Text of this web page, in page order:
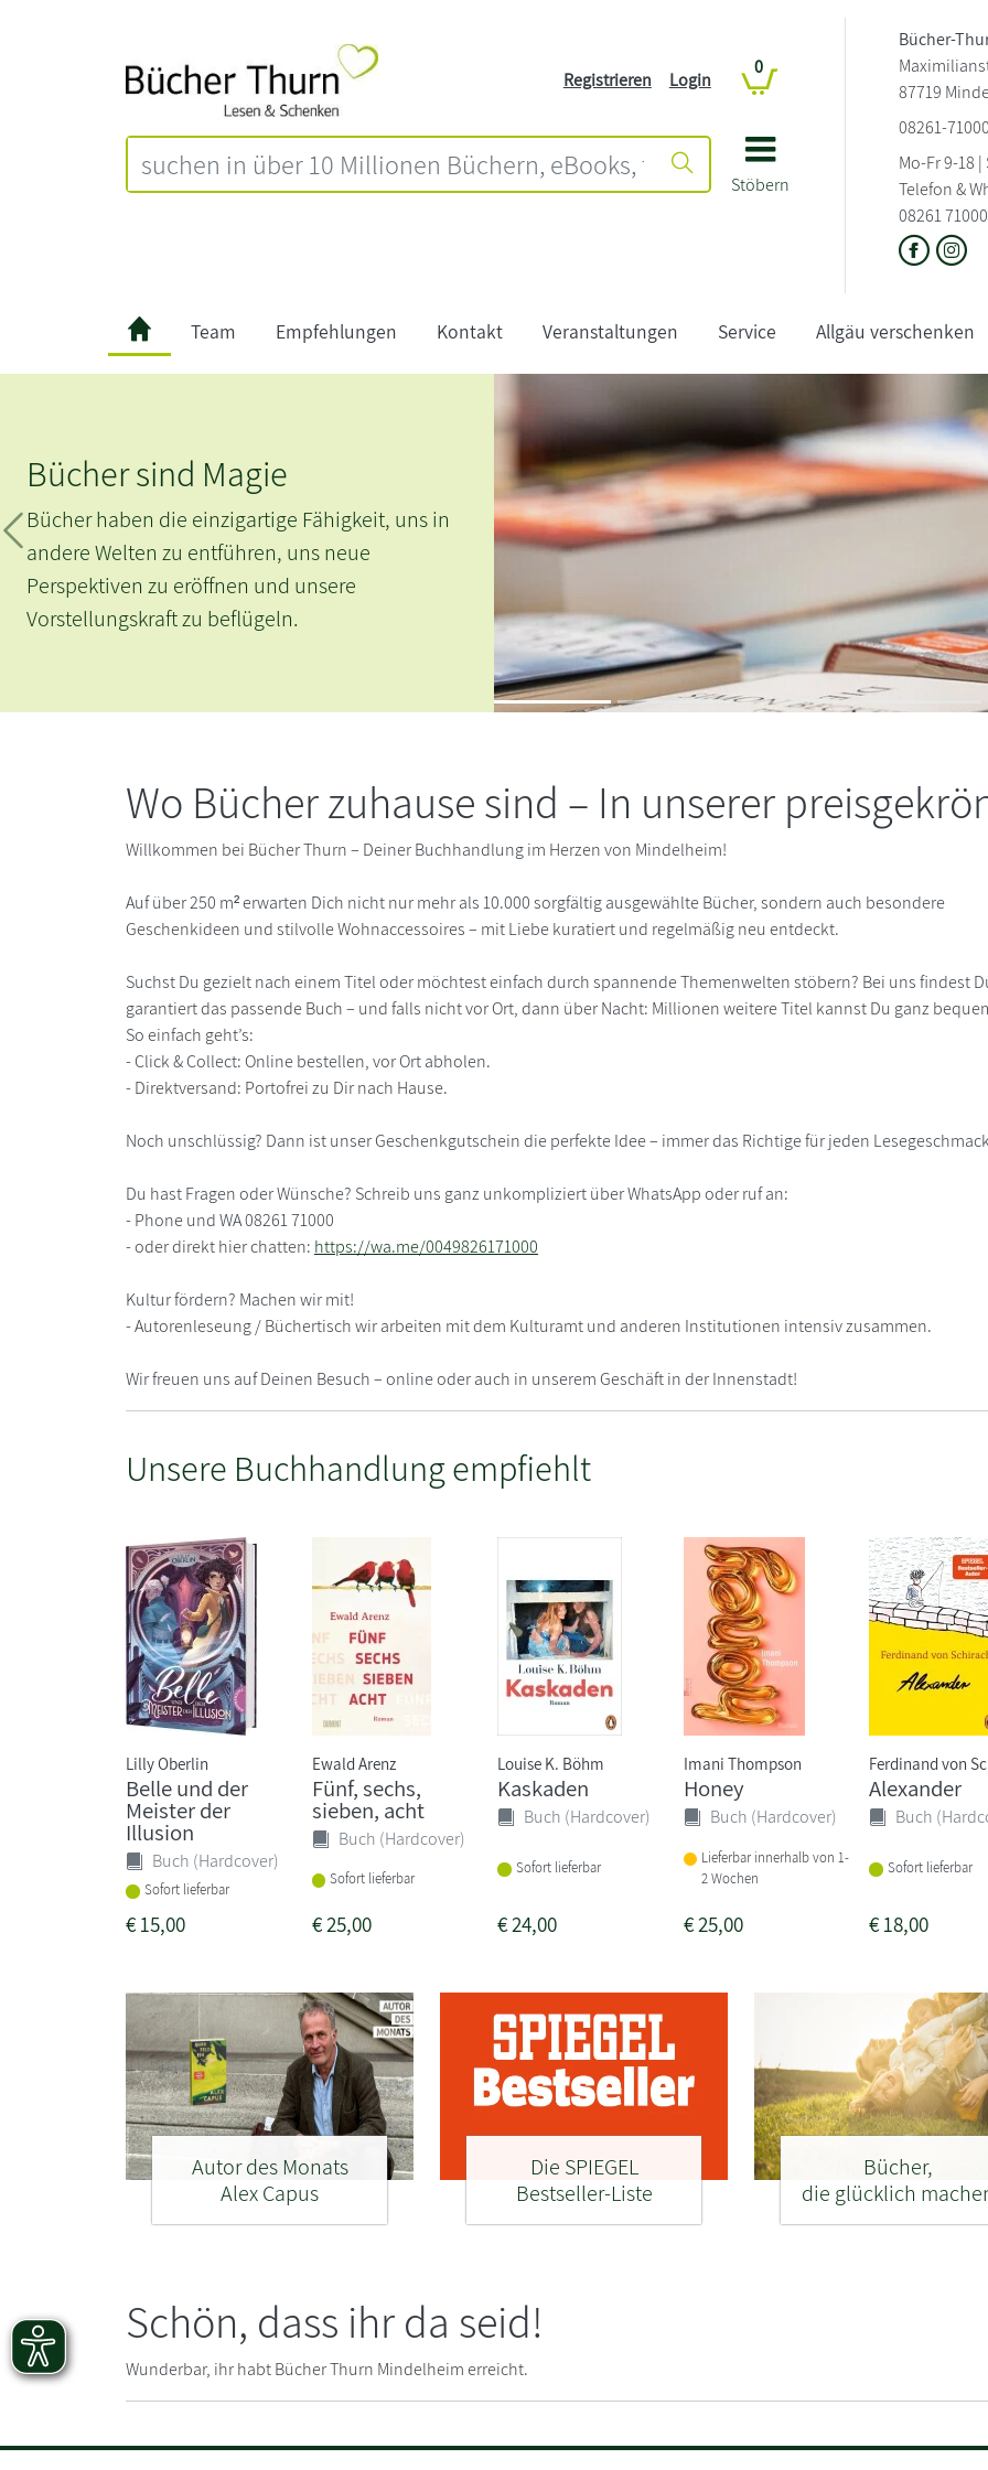
Stöbern
Registrieren Login
0
Bücher-
87719
08261-71000
Mo-Fr 9-18
Telefon &
08261 71000
Team Empfehlungen Kontakt Veranstaltungen Service Allgäu verschenken
Zurück
sind Magie
haben die einzigartige Fähigkeit, uns in
Welten zu entführen, uns neue
zu eröffnen und unsere
zu beflügeln.
Wo Bücher zuhause sind – In unserer
Willkommen bei Bücher Thurn – Deiner Buchhandlung im Herzen von Mindelheim!
Auf über 250 m² erwarten Dich nicht nur mehr als 10.000 sorgfältig ausgewählte Bücher, sondern auch besondere
Geschenkideen und stilvolle Wohnaccessoires – mit Liebe kuratiert und regelmäßig neu entdeckt.
Suchst Du gezielt nach einem Titel oder möchtest einfach durch spannende Themenwelten stöbern? Bei uns findest
garantiert das passende Buch – und falls nicht vor Ort, dann über Nacht: Millionen weitere Titel kannst Du ganz
So einfach geht’s:
- Click & Collect: Online bestellen, vor Ort abholen.
- Direktversand: Porto­frei zu Dir nach Hause.
Noch unschlüssig? Dann ist unser Geschenkgutschein die perfekte Idee – immer das Richtige für jeden
Du hast Fragen oder Wünsche? Schreib uns ganz unkompliziert über WhatsApp oder ruf an:
- Phone und WA 08261 71000
- oder direkt hier chatten: https://wa.me/0049826171000
Kultur fördern? Machen wir mit!
- Autorenleseung / Büchertisch wir arbeiten mit dem Kulturamt und anderen Institutionen intensiv zusammen.
Wir freuen uns auf Deinen Besuch – online oder auch in unserem Geschäft in der Innenstadt!
Unsere Buchhandlung empfiehlt
Lilly Oberlin
Belle und der
Meister der
Illusion
Buch (Hardcover)
Sofort lieferbar
€15,00
Ewald Arenz
Fünf, sechs,
sieben, acht
Buch (Hardcover)
Sofort lieferbar
€25,00
Louise K. Böhm
Kaskaden
Buch (Hardcover)
Sofort lieferbar
€24,00
Imani Thompson
Honey
Buch (Hardcover)
Lieferbar innerhalb von 1-
2 Wochen
€25,00
Ferdinand von
Alexander
Buch
Sofort lieferbar
€18,00
Autor des Monats
Alex Capus
Die SPIEGEL
Bestseller-Liste
Bücher,
die glücklich
Schön, dass ihr da seid!
Wunderbar, ihr habt Bücher Thurn Mindelheim erreicht.